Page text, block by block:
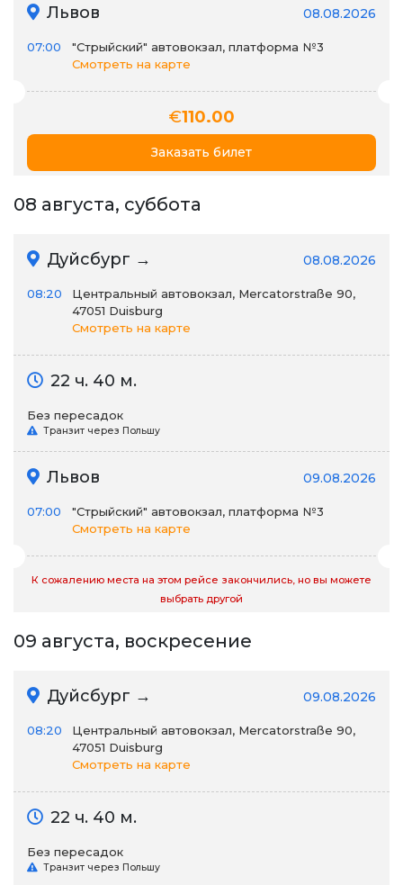
Львов 08.08.2026
07:00
"Стрыйский" автовокзал, платформа №3
Смотреть на карте
€110.00
Заказать билет
08 августа, суббота
Дуйсбург → 08.08.2026
08:20
Центральный автовокзал, Mercatorstraße 90,
47051 Duisburg
Смотреть на карте
22 ч. 40 м.
Без пересадок
Транзит через Польшу
Львов 09.08.2026
07:00
"Стрыйский" автовокзал, платформа №3
Смотреть на карте
К сожалению места на этом рейсе закончились, но вы можете
выбрать другой
09 августа, воскресение
Дуйсбург → 09.08.2026
08:20
Центральный автовокзал, Mercatorstraße 90,
47051 Duisburg
Смотреть на карте
22 ч. 40 м.
Без пересадок
Транзит через Польшу